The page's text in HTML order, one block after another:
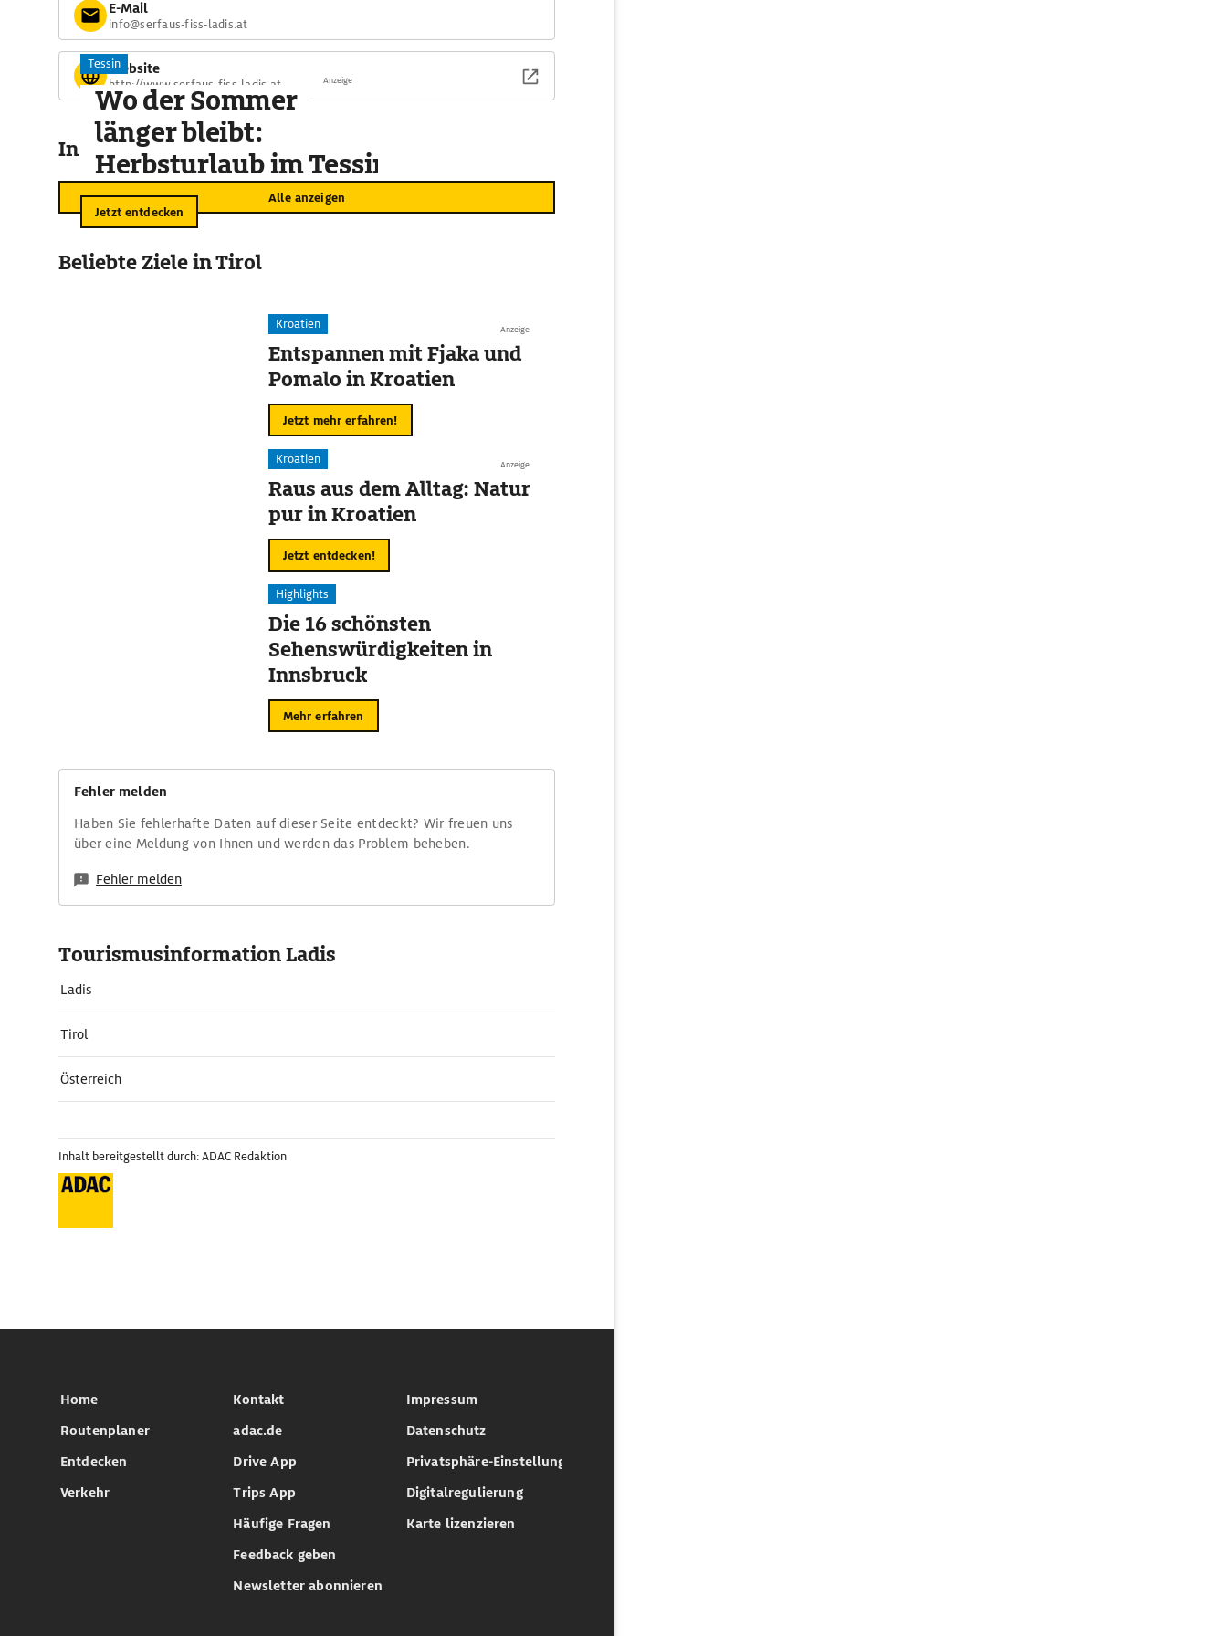
E-Mail
info@serfaus-fiss-ladis.at
Website
http://www.serfaus-fiss-ladis.at
In der Umgebung
Alle anzeigen
Anzeige
Tessin
Wo der Sommer
länger bleibt:
Herbsturlaub im Tessin
Jetzt entdecken
Beliebte Ziele in Tirol
Anzeige
Kroatien
Entspannen mit Fjaka und
Pomalo in Kroatien
Jetzt mehr erfahren!
Anzeige
Kroatien
Raus aus dem Alltag: Natur
pur in Kroatien
Jetzt entdecken!
Highlights
Die 16 schönsten
Sehenswürdigkeiten in
Innsbruck
Mehr erfahren
Fehler melden
Haben Sie fehlerhafte Daten auf dieser Seite entdeckt? Wir freuen uns
über eine Meldung von Ihnen und werden das Problem beheben.
Fehler melden
Tourismusinformation Ladis
Ladis
Tirol
Österreich
Inhalt bereitgestellt durch: ADAC Redaktion
Home
Routenplaner
Entdecken
Verkehr
Kontakt
adac.de
Drive App
Trips App
Häufige Fragen
Feedback geben
Newsletter abonnieren
Impressum
Datenschutz
Privatsphäre-Einstellungen
Digitalregulierung
Karte lizenzieren